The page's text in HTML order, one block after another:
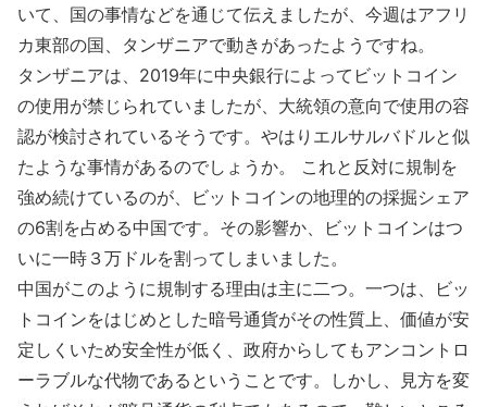
いて、国の事情などを通じて伝えましたが、今週はアフリ
カ東部の国、タンザニアで動きがあったようですね。
タンザニアは、2019年に中央銀行によってビットコイン
の使用が禁じられていましたが、大統領の意向で使用の容
認が検討されているそうです。やはりエルサルバドルと似
たような事情があるのでしょうか。 これと反対に規制を
強め続けているのが、ビットコインの地理的の採掘シェア
の6割を占める中国です。その影響か、ビットコインはつ
いに一時３万ドルを割ってしまいました。
中国がこのように規制する理由は主に二つ。一つは、ビッ
トコインをはじめとした暗号通貨がその性質上、価値が安
定しくいため安全性が低く、政府からしてもアンコントロ
ーラブルな代物であるということです。しかし、見方を変